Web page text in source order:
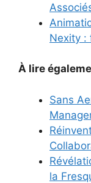
Nexity :
À lire
Sans
la